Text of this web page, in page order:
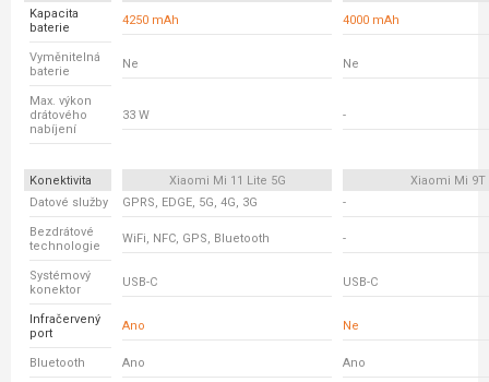
Kapacita
baterie
4250 mAh 4000 mAh
Vyměnitelná
baterie
Ne Ne
Max. výkon
drátového
nabíjení
33 W -
Konektivita Xiaomi Mi 11 Lite 5G
Xiaomi Mi 9T
Datové služby
GPRS, EDGE, 5G, 4G, 3G -
Bezdrátové
technologie
WiFi, NFC, GPS, Bluetooth -
Systémový
konektor
USB-C USB-C
Infračervený
port
Ano Ne
Bluetooth Ano Ano